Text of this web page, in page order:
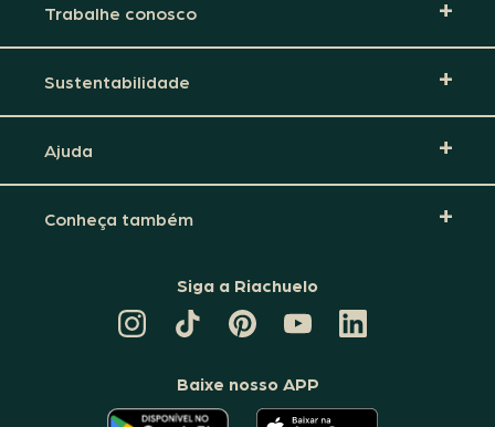
Trabalhe conosco
Sustentabilidade
Ajuda
Conheça também
Siga a Riachuelo
TIKTOK
DA
PINTEREST
DA
CANAL
DA
RIACHUELO
LINKEDIN
DA
Baixe nosso APP
O O